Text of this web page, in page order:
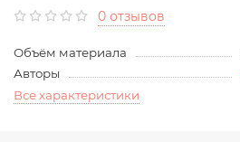
0 отзывов
Объём материала
Авторы
Все характеристики